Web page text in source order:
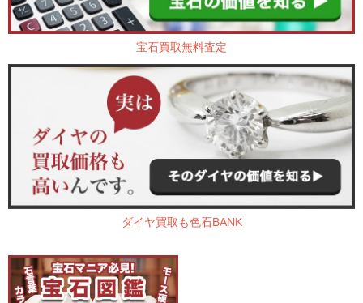
宝石買取無料査定
ダイヤ買取も色石BANK